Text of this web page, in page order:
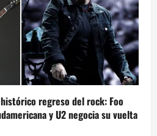
regreso del rock: Foo
y U2 negocia su vuelta